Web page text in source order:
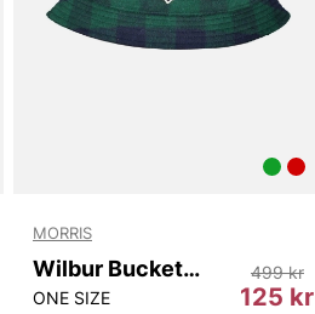
MORRIS
Wilbur Bucket Hat
ONE SIZE 125 kr
499 kr